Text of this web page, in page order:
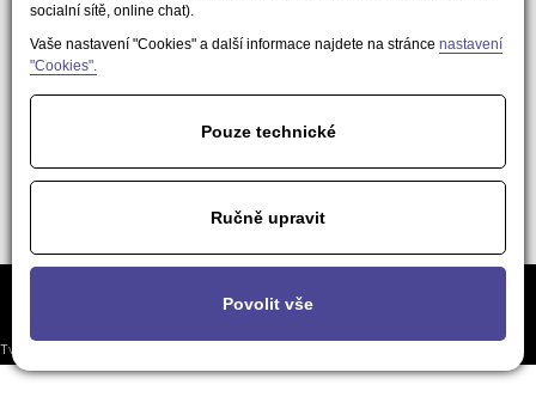
socialní sítě, online chat).
Vaše nastavení "Cookies" a další informace najdete na stránce nastavení
"Cookies".
Pouze technické
Ručně upravit
Povolit vše
LLM nástroje
Tvorba responzivních webů a eshopů